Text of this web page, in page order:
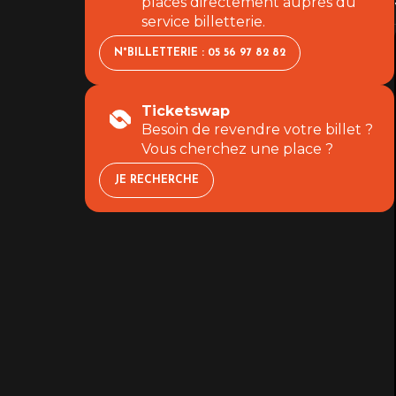
service billetterie.
N°BILLETTERIE : 05 56 97 82 82
Ticketswap
Besoin de revendre votre billet ?
Vous cherchez une place ?
JE RECHERCHE